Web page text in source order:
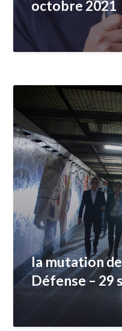
octobre 2021
la mutation
Défense – 29